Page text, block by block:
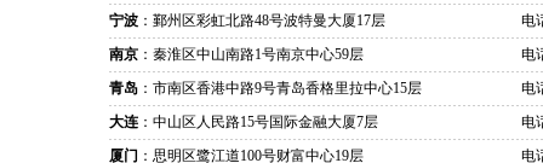
宁波 ：鄞州区彩虹北路48号波特曼大厦17层
电
南京 ：秦淮区中山南路1号南京中心59层
电
青岛 ：市南区香港中路9号青岛香格里拉中心15层
电
大连 ：中山区人民路15号国际金融大厦7层
电
厦门 ：思明区鹭江道100号财富中心19层 电